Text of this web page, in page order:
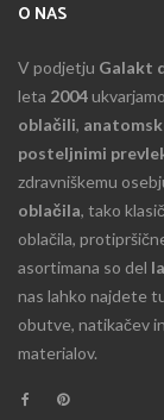
O NAS
V podjetju Galakt
leta 2004
oblačili,
posteljnimi
zdravniškemu
oblačila, tako
oblačila,
asortimana so del
nas lahko najdete
obutve, natikačev
materialov.